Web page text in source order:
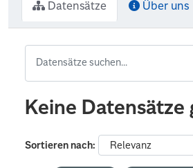
Datensätze Über uns
Keine Datensätze
Sortieren nach